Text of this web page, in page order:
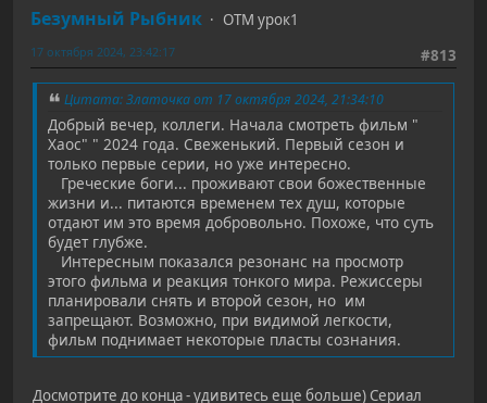
Безумный Рыбник
ОТМ урок1
#813
17 октября 2024, 23:42:17
Цитата: Златочка от 17 октября 2024, 21:34:10
Добрый вечер, коллеги. Начала смотреть фильм "
Хаос" " 2024 года. Свеженький. Первый сезон и
только первые серии, но уже интересно.
Греческие боги... проживают свои божественные
жизни и... питаются временем тех душ, которые
отдают им это время добровольно. Похоже, что суть
будет глубже.
Интересным показался резонанс на просмотр
этого фильма и реакция тонкого мира. Режиссеры
планировали снять и второй сезон, но им
запрещают. Возможно, при видимой легкости,
фильм поднимает некоторые пласты сознания.
Досмотрите до конца - удивитесь еще больше) Сериал